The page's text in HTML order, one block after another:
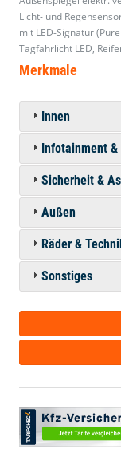
Licht- und
mit LED-Signatur
Tagfahrlicht LED,
Merkmale
Innen
Infotainment
Sicherheit &
Außen
Räder &
Sonstiges